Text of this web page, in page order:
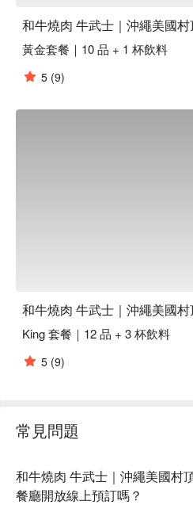
黃金套餐｜10 品 + 1 杯飲料
5 (9)
King 套餐｜12 品 + 3 杯飲料
5 (9)
常見問題
和牛燒肉 牛武士｜沖繩美國村
餐廳開放線上預訂嗎？